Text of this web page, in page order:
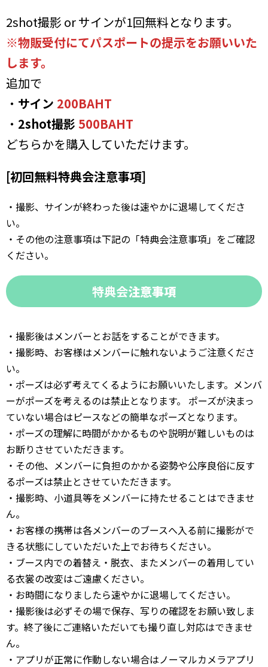
2shot撮影 or サインが1回無料となります。
※物販受付にてパスポートの提示をお願いいた
します。
追加で
・ サイン 200BAHT
・ 2shot撮影 500BAHT
どちらかを購入していただけます。
[初回無料特典会注意事項]
・撮影、サインが終わった後は速やかに退場してくださ
い。
・その他の注意事項は下記の「特典会注意事項」をご確認
ください。
特典会注意事項
・撮影後はメンバーとお話をすることができます。
・撮影時、お客様はメンバーに触れないようご注意くださ
い。
・ポーズは必ず考えてくるようにお願いいたします。メンバ
ーがポーズを考えるのは禁止となります。 ポーズが決まっ
ていない場合はピースなどの簡単なポーズとなります。
・ポーズの理解に時間がかかるものや説明が難しいものは
お断りさせていただきます。
・その他、メンバーに負担のかかる姿勢や公序良俗に反す
るポーズは禁止とさせていただきます。
・撮影時、小道具等をメンバーに持たせることはできませ
ん。
・お客様の携帯は各メンバーのブースへ入る前に撮影がで
きる状態にしていただいた上でお待ちください。
・ブース内での着替え・脱衣、またメンバーの着用してい
る衣裳の改変はご遠慮ください。
・お時間になりましたら速やかに退場してください。
・撮影後は必ずその場で保存、写りの確認をお願い致しま
す。終了後にご連絡いただいても撮り直し対応はできませ
ん。
・アプリが正常に作動しない場合はノーマルカメラアプリ